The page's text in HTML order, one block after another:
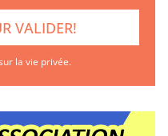
la vie privée.